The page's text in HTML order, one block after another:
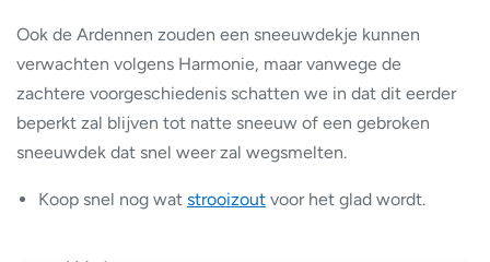
Ook de Ardennen zouden een sneeuwdekje kunnen
verwachten volgens Harmonie, maar vanwege de
zachtere voorgeschiedenis schatten we in dat dit eerder
beperkt zal blijven tot natte sneeuw of een gebroken
sneeuwdek dat snel weer zal wegsmelten.
Koop snel nog wat strooizout voor het glad wordt.